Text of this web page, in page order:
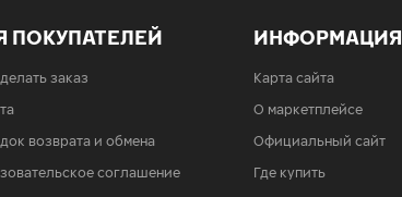
12 070
ПОКУПАТЕЛЕЙ
заказ
возврата и обмена
соглашение
ИНФОРМАЦИЯ
Карта сайта
О маркетплейсе
Официальный сайт
Где купить